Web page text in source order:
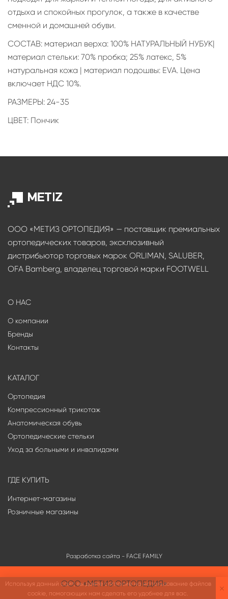
отдыха и спокойных прогулок, а также в качестве
сменной и домашней обуви.
СОСТАВ: материал верха: 100% НАТУРАЛЬНЫЙ НУБУК|
материал стельки: 70% пробка; 25% латекс, 5%
натуральная кожа | материал подошвы: EVA. Цена
включает НДС 10%.
РАЗМЕРЫ: 24-35
ЦВЕТ: Пончик
ООО «МЕТИЗ ОРТОПЕДИЯ» — поставщик премиальных
ортопедических товаров, эксклюзивный
дистрибьютор торговых марок ORLIMAN, SALUBER,
OFA Bamberg, владелец торговой марки FOOTWELL
О НАС
О компании
Бренды
Контакты
КАТАЛОГ
Ортопедия
Компрессионный трикотаж
Анатомическая обувь
Ортопедические стельки
Уход за больными и инвалидами
ГДЕ КУПИТЬ
Интернет-магазины
Розничные магазины
Разработка сайта - FACE FAMILY
ООО «МЕТИЗ ОРТОПЕДИЯ»
Используя данный сайт, вы даете согласие на использование файлов
cookie, помогающих нам сделать его удобнее для вас.